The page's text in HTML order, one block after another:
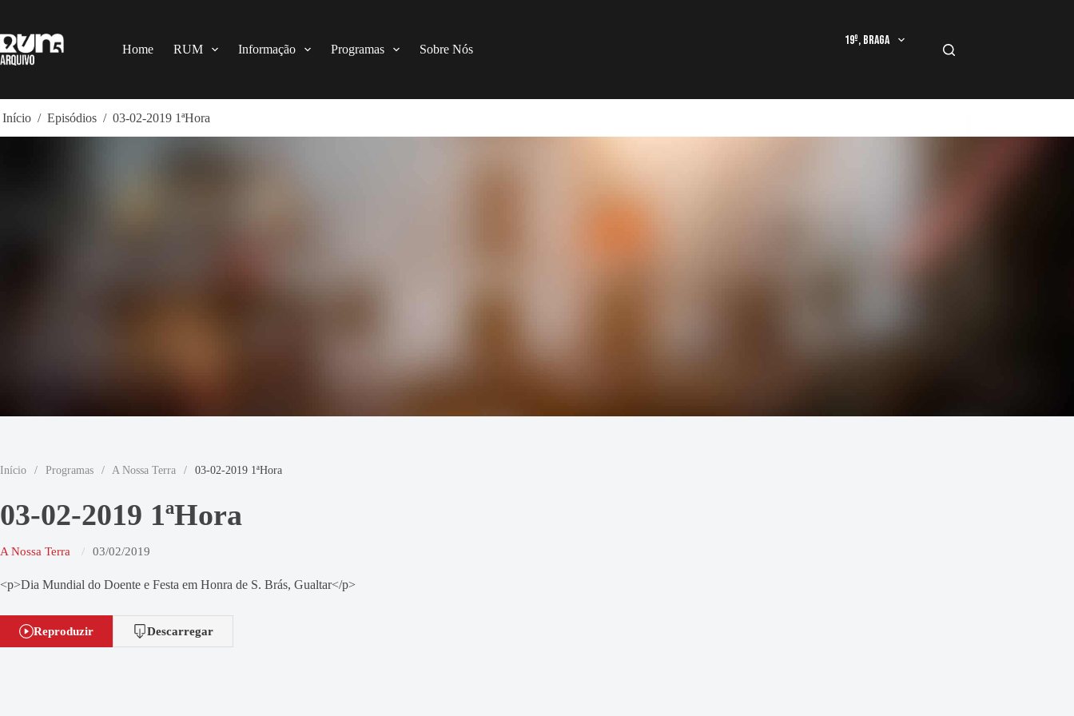
o
conteúdo
Home RUM Informação Programas Sobre Nós
19º, Braga
Início / Episódios / 03-02-2019 1ªHora
Início / Programas / A Nossa Terra / 03-02-2019 1ªHora
03-02-2019 1ªHora
A Nossa Terra 03/02/2019
<p>Dia Mundial do Doente e Festa em Honra de S. Brás, Gualtar</p>
Reproduzir Descarregar